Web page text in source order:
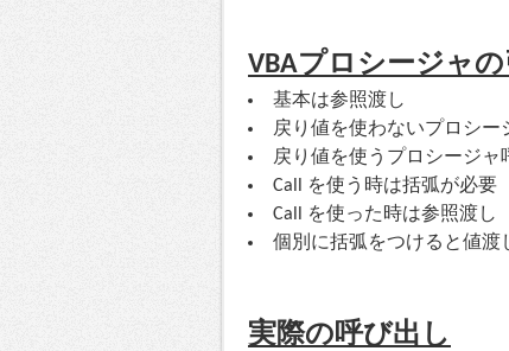
VBAプロシージャ
基本は参照渡し
戻り値を使わないプロシ
戻り値を使うプロシージャ
Call を使う時は括弧が必要
Call を使った時は参照渡し
個別に括弧をつけると値渡
実際の呼び出し